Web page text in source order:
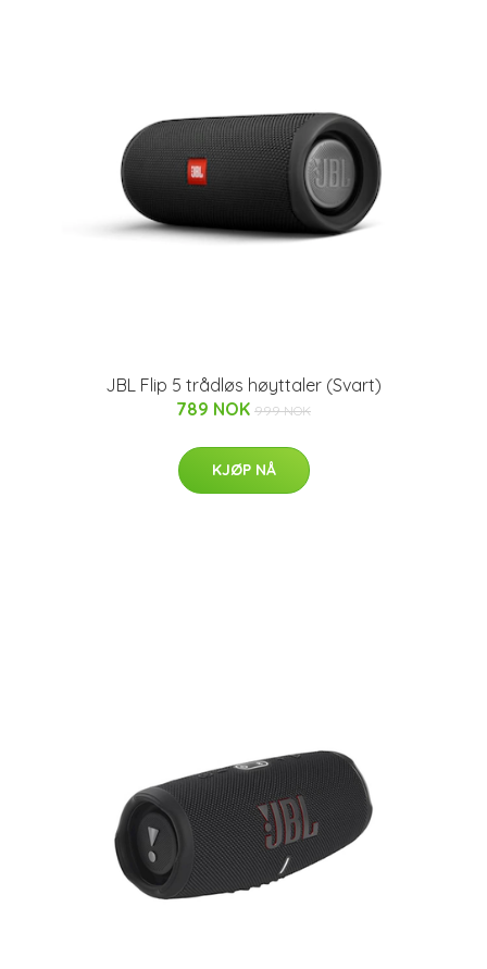
JBL Flip 5 trådløs høyttaler (Svart)
789 NOK 999 NOK
KJØP NÅ